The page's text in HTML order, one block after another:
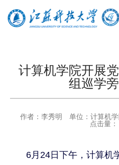
计算机学院开展
组巡学
作者： 李秀明 单位： 计算机
点击量：
6月 24 日下午，计算机